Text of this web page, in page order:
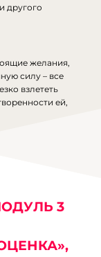
другого
желания,
силу – все
взлететь
ей,
3